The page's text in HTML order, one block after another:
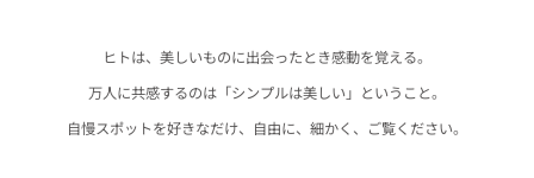
ヒトは、美しいものに出会ったとき感動を覚える。
万人に共感するのは「シンプルは美しい」ということ。
自慢スポットを好きなだけ、自由に、細かく、ご覧ください。